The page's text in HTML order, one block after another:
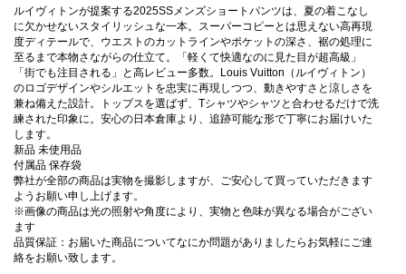
ルイヴィトンが提案する2025SSメンズショートパンツは、夏の着こなし
に欠かせないスタイリッシュな一本。スーパーコピーとは思えない高再現
度ディテールで、ウエストのカットラインやポケットの深さ、裾の処理に
至るまで本物さながらの仕立て。「軽くて快適なのに見た目が超高級」
「街でも注目される」と高レビュー多数。Louis Vuitton（ルイヴィトン）
のロゴデザインやシルエットを忠実に再現しつつ、動きやすさと涼しさを
兼ね備えた設計。トップスを選ばず、Tシャツやシャツと合わせるだけで洗
練された印象に。安心の日本倉庫より、追跡可能な形で丁寧にお届けいた
します。
新品 未使用品
付属品 保存袋
弊社が全部の商品は実物を撮影しますが、ご安心して買っていただきます
ようお願い申し上げます。
※画像の商品は光の照射や角度により、実物と色味が異なる場合がござい
ます
品質保証：お届いた商品についてなにか問題がありましたらお気軽にご連
絡をお願い致します。